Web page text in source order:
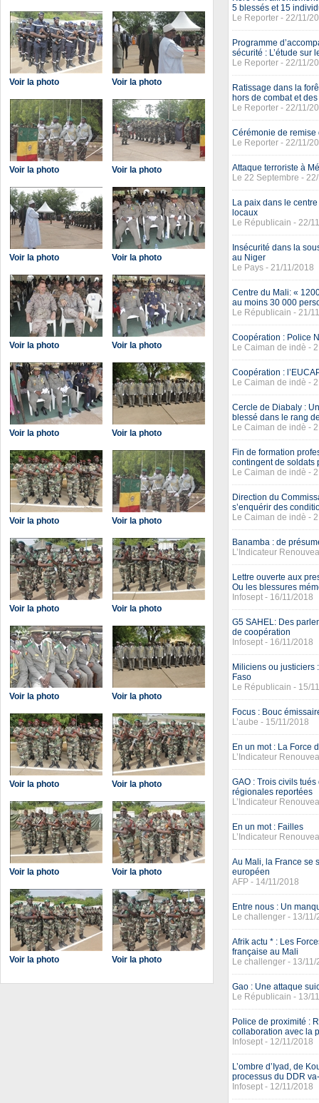
Voir la photo Voir la photo
Voir la photo Voir la photo
Voir la photo Voir la photo
Voir la photo Voir la photo
Voir la photo Voir la photo
Voir la photo Voir la photo
Voir la photo Voir la photo
Voir la photo Voir la photo
Voir la photo Voir la photo
Voir la photo Voir la photo
Voir la photo Voir la photo
5 blessés et 15
Le Reporter - 22/11/
Programme
sécurité : L’étude sur
Le Reporter - 22/11/
Ratissage dans la
hors de combat et
Le Reporter - 22/11/
Cérémonie de remise
Le Reporter - 22/11/
Attaque terroriste à
Le 22 Septembre -
La paix dans le
locaux
Le Républicain - 22/
Insécurité dans la
au Niger
Le Pays - 21/11/2018
Centre du Mali: «
au moins 30 000
Le Républicain - 21/
Coopération : Police
Le Caiman de indè -
Coopération :
Le Caiman de indè -
Cercle de Diabaly :
blessé dans le rang
Le Caiman de indè -
Fin de formation
contingent de soldats
Le Caiman de indè -
Direction du
s’enquérir des
Le Caiman de indè -
Banamba : de
L’Indicateur
Lettre ouverte aux
Ou les blessures
Infosept - 16/11/2018
G5 SAHEL: Des
de coopération
Infosept - 16/11/2018
Miliciens ou justiciers
Faso
Le Républicain - 15/
Focus : Bouc
L’aube - 15/11/2018
En un mot : La Force
L’Indicateur
GAO : Trois civils
régionales reportées
L’Indicateur
En un mot : Failles
L’Indicateur
Au Mali, la France se
européen
AFP - 14/11/2018
Entre nous : Un
Le challenger - 13/11/
Afrik actu * : Les
française au Mali
Le challenger - 13/11/
Gao : Une attaque
Le Républicain - 13/
Police de proximité :
collaboration avec la
Infosept - 12/11/2018
L’ombre d’Iyad, de
processus du DDR
Infosept - 12/11/2018